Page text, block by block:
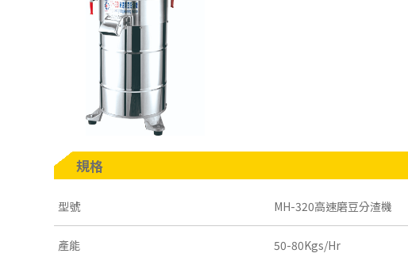
規格
型號 MH-320高速磨豆分渣機
產能 50-80Kgs/Hr